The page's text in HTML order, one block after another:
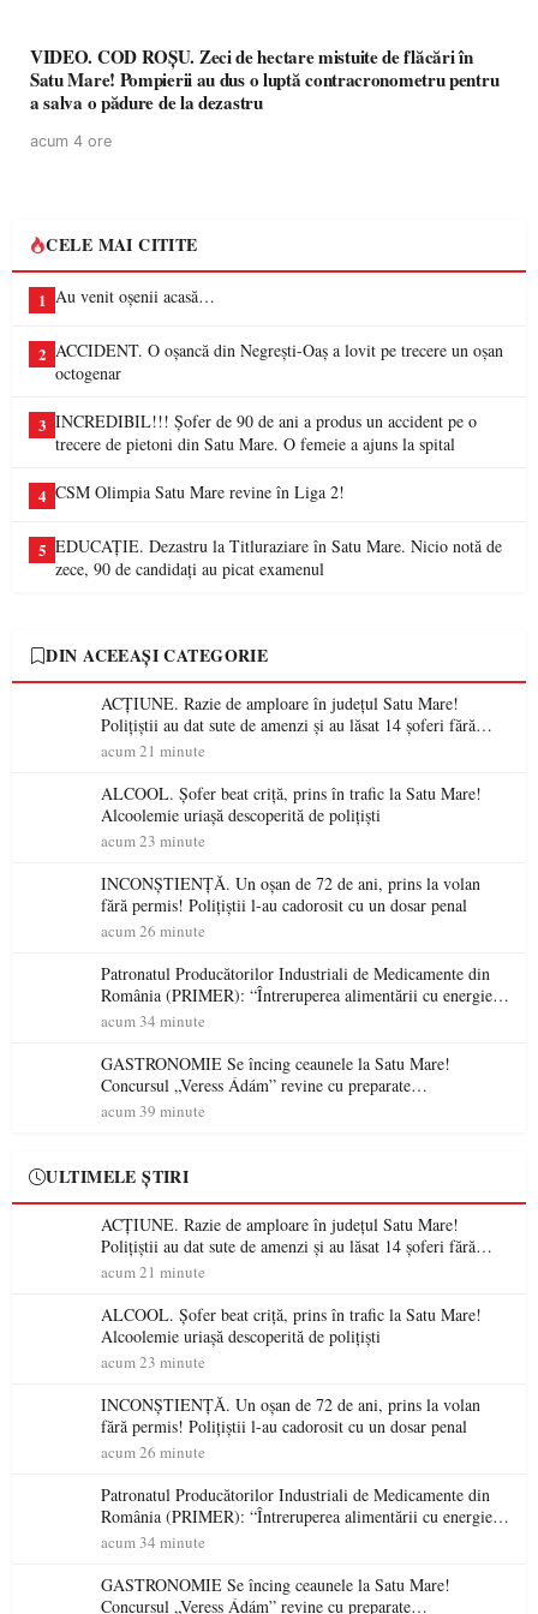
VIDEO. COD ROȘU. Zeci de hectare mistuite de flăcări în
Satu Mare! Pompierii au dus o luptă contracronometru pentru
a salva o pădure de la dezastru
acum 4 ore
CELE MAI CITITE
1 Au venit oșenii acasă…
2 ACCIDENT. O oșancă din Negrești-Oaș a lovit pe trecere un oșan
octogenar
3 INCREDIBIL!!! Șofer de 90 de ani a produs un accident pe o
trecere de pietoni din Satu Mare. O femeie a ajuns la spital
4 CSM Olimpia Satu Mare revine în Liga 2!
5 EDUCAȚIE. Dezastru la Titluraziare în Satu Mare. Nicio notă de
zece, 90 de candidați au picat examenul
DIN ACEEAȘI CATEGORIE
ACȚIUNE. Razie de amploare în județul Satu Mare!
Polițiștii au dat sute de amenzi și au lăsat 14 șoferi fără
permis într-o singură zi
acum 21 minute
ALCOOL. Șofer beat criță, prins în trafic la Satu Mare!
Alcoolemie uriașă descoperită de polițiști
acum 23 minute
INCONȘTIENȚĂ. Un oșan de 72 de ani, prins la volan
fără permis! Polițiștii l-au cadorosit cu un dosar penal
acum 26 minute
Patronatul Producătorilor Industriali de Medicamente din
România (PRIMER): “Întreruperea alimentării cu energie
electrică a fabricilor de medicamente va pune în pericol
acum 34 minute
GASTRONOMIE Se încing ceaunele la Satu Mare!
Concursul „Veress Ádám” revine cu preparate
spectaculoase, premii și un jurat de renume
acum 39 minute
ULTIMELE ȘTIRI
ACȚIUNE. Razie de amploare în județul Satu Mare!
Polițiștii au dat sute de amenzi și au lăsat 14 șoferi fără
permis într-o singură zi
acum 21 minute
ALCOOL. Șofer beat criță, prins în trafic la Satu Mare!
Alcoolemie uriașă descoperită de polițiști
acum 23 minute
INCONȘTIENȚĂ. Un oșan de 72 de ani, prins la volan
fără permis! Polițiștii l-au cadorosit cu un dosar penal
acum 26 minute
Patronatul Producătorilor Industriali de Medicamente din
România (PRIMER): “Întreruperea alimentării cu energie
electrică a fabricilor de medicamente va pune în pericol
acum 34 minute
GASTRONOMIE Se încing ceaunele la Satu Mare!
Concursul „Veress Ádám” revine cu preparate